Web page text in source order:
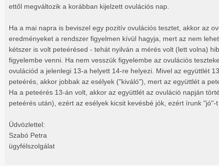
ettől megváltozik a korábban kijelzett ovulációs nap.
Ha a mai napra is beviszel egy pozitív ovulációs tesztet, akkor az
eredményeket a rendszer figyelmen kívül hagyja, mert az nem
kétszer is volt peteérésed - tehát nyilván a mérés volt (lett volna)
figyelembe venni. Ha nem vesszük figyelembe az ovulációs
ovulációd a jelenlegi 13-a helyett 14-re helyezi. Mivel az együttlét
peteérés, akkor jobbak az esélyek ("kiváló"), mert az együttlét a
Ha a peteérés 13-án volt, akkor az együttlét az ovuláció napján
peteérés után), ezért az esélyek kicsit kevésbé jók, ezért írunk "jó"-
Üdvözlettel:
Szabó Petra
ügyfélszolgálat